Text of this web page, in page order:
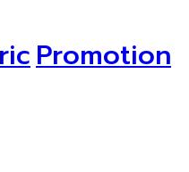
Promotion